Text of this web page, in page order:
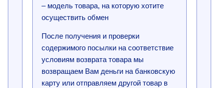
– модель товара, на которую хотите
осуществить обмен
После получения и проверки
содержимого посылки на соответствие
условиям возврата товара мы
возвращаем Вам деньги на банковскую
карту или отправляем другой товар в